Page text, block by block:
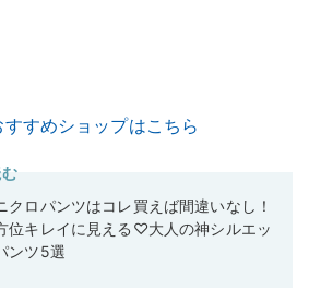
すすめショップはこちら
クロパンツはコレ買えば間違いなし！
位キレイに見える♡大人の神シルエッ
ンツ5選